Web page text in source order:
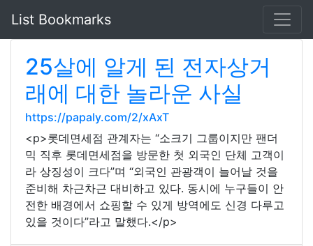
List Bookmarks
25살에 알게 된 전자상거
래에 대한 놀라운 사실
https://papaly.com/2/xAxT
<p>롯데면세점 관계자는 “소크기 그룹이지만 팬더
믹 직후 롯데면세점을 방문한 첫 외국인 단체 고객이
라 상징성이 크다”며 “외국인 관광객이 늘어날 것을
준비해 차근차근 대비하고 있다. 동시에 누구들이 안
전한 배경에서 쇼핑할 수 있게 방역에도 신경 다루고
있을 것이다”라고 말했다.</p>